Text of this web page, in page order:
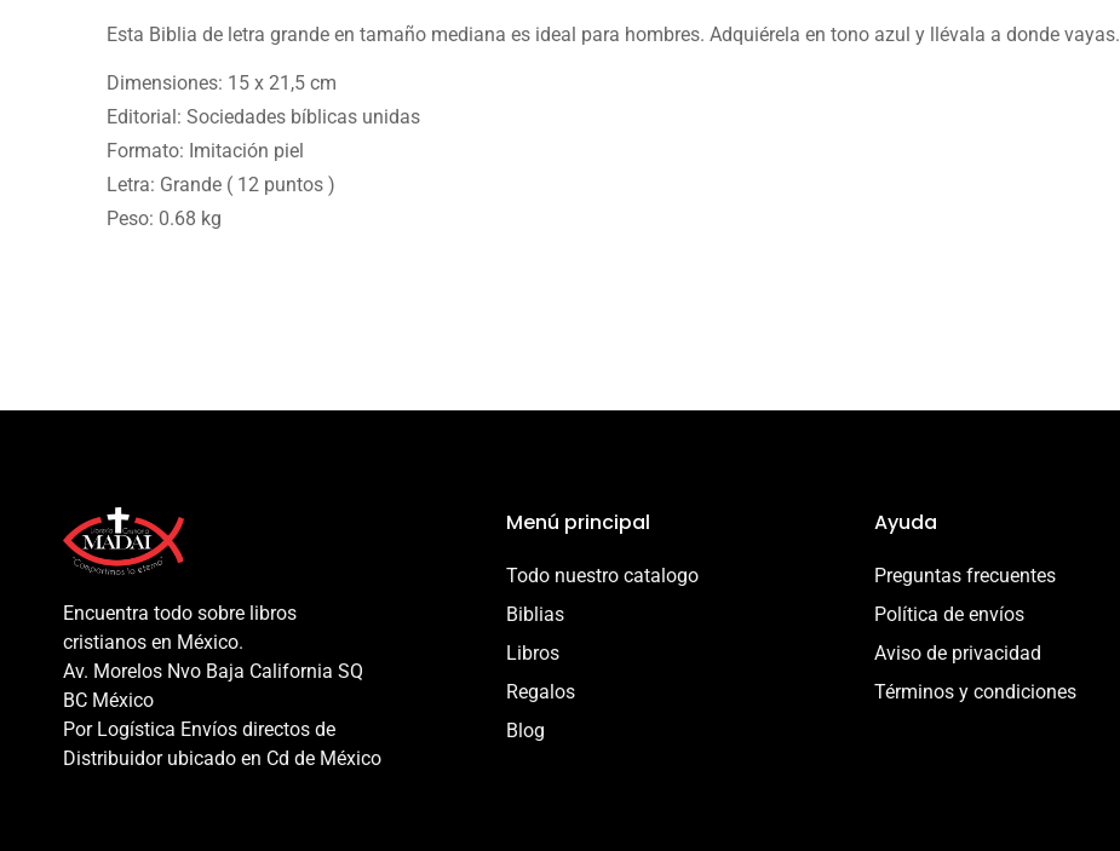
Esta Biblia de letra grande en tamaño mediana es ideal para hombres. Adquiérela en tono azul y llévala a donde vayas.
Dimensiones: 15 x 21,5 cm
Editorial: Sociedades bíblicas unidas
Formato: Imitación piel
Letra: Grande ( 12 puntos )
Peso: 0.68 kg
Encuentra todo sobre libros
cristianos en México.
Av. Morelos Nvo Baja California SQ
BC México
Por Logística Envíos directos de
Distribuidor ubicado en Cd de México
Menú principal
Todo nuestro catalogo
Biblias
Libros
Regalos
Blog
Ayuda
Preguntas frecuentes
Política de envíos
Aviso de privacidad
Términos y condiciones